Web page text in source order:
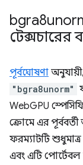
পূর্বঘোষণা
"bgra8unorm"
WebGPU
ক্রোমে এর
ফরম্যাটটি
এবং এটি পোর্টেবল